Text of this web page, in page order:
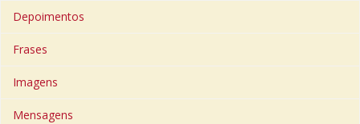
Depoimentos
Frases
Imagens
Mensagens